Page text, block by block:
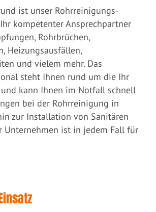
ist unser Rohrreinigungs-
kompetenter Ansprechpartner
Rohrbrüchen,
Heizungsausfällen,
und vielem mehr. Das
steht Ihnen rund um die Ihr
kann Ihnen im Notfall schnell
bei der Rohrreinigung in
zur Installation von Sanitären
Unternehmen ist in jedem Fall für